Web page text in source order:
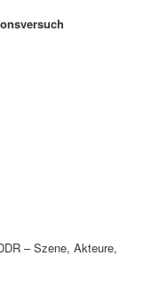
– Szene, Akteure,